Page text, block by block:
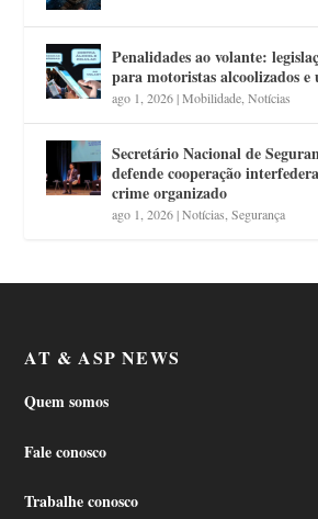
Penalidades ao volante:
para motoristas alcoolizados e
ago 1, 2026|Mobilidade ,Notícias
Secretário Nacional de
defende cooperação
crime organizado
ago 1, 2026|Notícias ,Segurança
AT & ASP NEWS
Quem somos
Fale conosco
Trabalhe conosco